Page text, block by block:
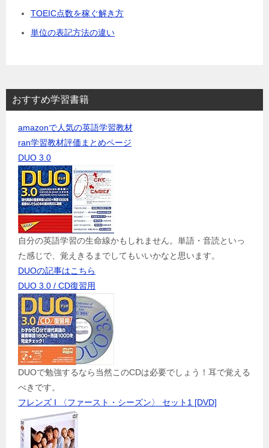
TOEIC点数を稼ぐ解き方
単位の表記方法の違い
おすすめ学習書籍
amazonで人気の英語学習教材
ran学習教材評価まとめページ
DUO 3.0
自分の英語学習の生命線かもしれません。単語・音読といっ
た感じで、覚えきるまでしてもいいかなと思います。
DUOの記事はこちら
DUO 3.0 / CD復習用
DUOで勉強するなら当然このCDは必要でしょう！耳で覚える
べきです。
フレンズ I 〈ファースト・シーズン〉 セット1 [DVD]